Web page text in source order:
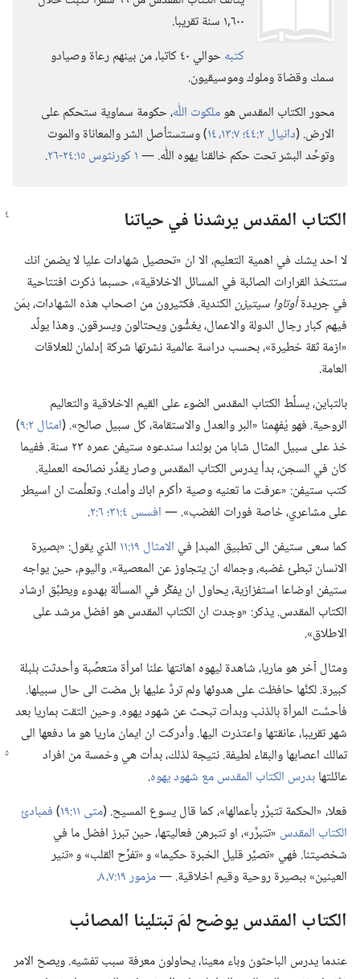
٦٠٠‏,١ سنة تقريبا.‏
كتبه
حوالي ٤٠ كاتبا،‏ من بينهم رعاة وصيادو
سمك وقضاة وملوك وموسيقيون.‏
محور الكتاب المقدس هوملكوت اللّٰه‏،‏ حكومة سماوية ستحكم على
الارض.‏ (‏دانيال ٢:‏٤٤؛‏
‏)‏ وستستأصل الشر والمعاناة والموت
وتوحِّد البشر تحت حكم خالقنا يهوه اللّٰه.‏ —‏١ كورنثوس ١٥:‏٢٤-‏٢٦ ‏.‏
الكتاب المقدس يرشدنا في حياتنا
لا احد يشك في اهمية التعليم،‏ الا ان «تحصيل شهادات عليا لا يضمن انك
ستتخذ القرارات الصائبة في المسائل الاخلاقية»،‏ حسبما ذكرت افتتاحية
في جريدةأوتاوا سيتيزنالكندية.‏ فكثيرون من اصحاب هذه الشهادات،‏ بمَن
فيهم كبار رجال الدولة والاعمال،‏ يغشُّون ويحتالون ويسرقون.‏ وهذا يولِّد
«ازمة ثقة خطيرة»،‏ بحسب دراسة عالمية نشرتها شركة إدلمان للعلاقات
العامة.‏
بالتباين،‏ يسلِّط الكتاب المقدس الضوء على القيم الاخلاقية والتعاليم
الروحية.‏ فهو يُفهِمنا «البر والعدل والاستقامة،‏ كل سبيل صالح».‏ (‏امثال ٢:‏٩
‏)‏
خذ على سبيل المثال شابا من بولندا سندعوه ستيفن عمره ٢٣ سنة.‏ ففيما
كان في السجن،‏ بدأ يدرس الكتاب المقدس وصار يقدِّر نصائحه العملية.‏
كتب ستيفن:‏ «عرفت ما تعنيه وصية ‹أكرم اباك وأمك›.‏ وتعلَّمت ان اسيطر
على مشاعري،‏ خاصة فورات الغضب».‏ —‏افسس ٤:‏٣١؛‏
‏.‏
كما سعى ستيفن الى تطبيق المبدإ في الامثال ١٩:‏١١
الذي يقول:‏ «بصيرة
الانسان تبطئ غضبه،‏ وجماله ان يتجاوز عن المعصية».‏ واليوم،‏ حين يواجه
ستيفن اوضاعا استفزازية،‏ يحاول ان يفكِّر في المسألة بهدوء ويطبِّق ارشاد
الكتاب المقدس.‏ يذكر:‏ «وجدت ان الكتاب المقدس هو افضل مرشد على
الاطلاق».‏
ومثال آخر هو ماريا،‏ شاهدة ليهوه اهانتها علنا امرأة متعصِّبة وأحدثت بلبلة
كبيرة.‏ لكنَّها حافظت على هدوئها ولم تردَّ عليها بل مضت الى حال سبيلها.‏
فأحسَّت المرأة بالذنب وبدأت تبحث عن شهود يهوه.‏ وحين التقت بماريا بعد
شهر تقريبا،‏ عانقتها واعتذرت اليها.‏ وأدركت ان ايمان ماريا هو ما دفعها الى
تمالك اعصابها والبقاء لطيفة.‏ نتيجةلذلك،‏ بدأت هي وخمسة من افراد
عائلتهابدرس الكتاب المقدس مع شهود يهوه‏.‏
فعلا،‏ «الحكمة تتبرَّر بأعمالها»،‏ كما قال يسوع المسيح.‏ (‏متى ١١:‏١٩ ‏)‏فمبادئ
الكتاب المقدس «تتبرَّر»،‏ او تتبرهن فعاليتها،‏ حين تبرز افضل ما في
شخصيتنا.‏ فهي «تصيِّر قليل الخبرة حكيما» و «تفرِّح القلب» و «تنير
العينين» ببصيرة روحية وقيم اخلاقية.‏ —‏مزمور ١٩:‏٧،‏ ٨ ‏.‏
الكتاب المقدس يوضح لمَ تبتلينا المصائب
عندما يدرس الباحثون وباء معينا،‏ يحاولون معرفة سبب تفشيه.‏ ويصح الامر